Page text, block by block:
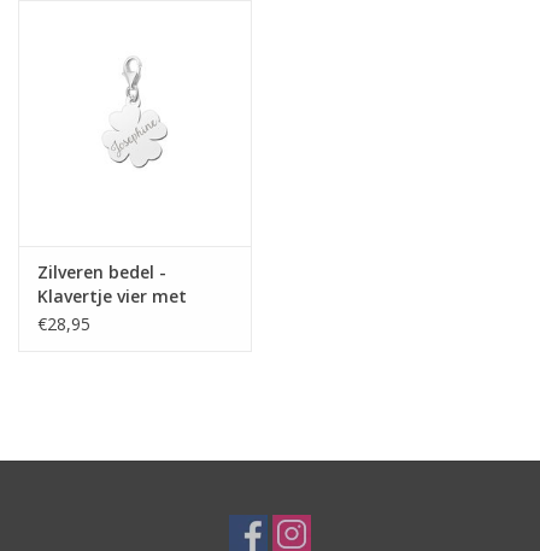
Zilveren bedel -
Klavertje vier met
naam
€28,95